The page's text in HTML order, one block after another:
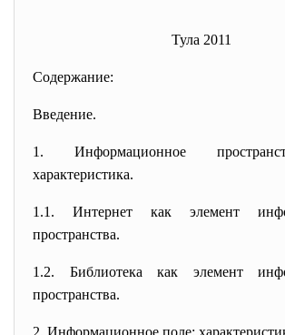
Тула 2011
Содержание:
Введение.
1. Информационное
характеристика.
1.1. Интернет как элемент
пространства.
1.2. Библиотека как элемент
пространства.
2. Информационное поле: